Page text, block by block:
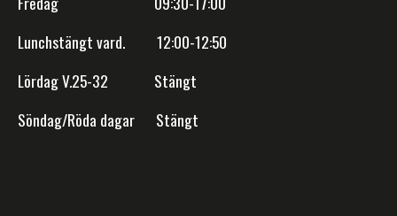
Lunchstängt vard. 12:00-12:50
Lördag V.25-32 Stängt
Söndag/Röda dagar Stängt